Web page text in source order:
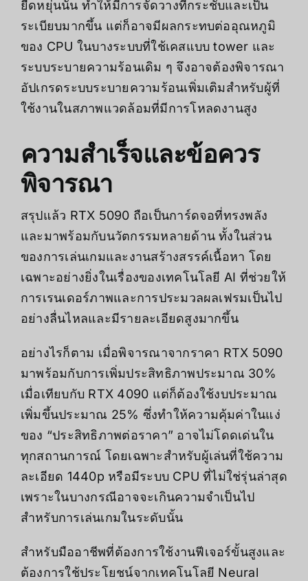
ยืดหยุ่นนั้น ทำให้มีการจัดวางที่กระชับและเป็น
ระเบียบมากขึ้น แต่ก็อาจมีผลกระทบต่ออุณหภูมิ
ของ CPU ในบางระบบที่ใช้เคสแบบ tower และ
ระบบระบายความร้อนเดิม ๆ จึงอาจต้องพิจารณา
อัปเกรดระบบระบายความร้อนเพิ่มเติมสำหรับผู้ที่
ใช้งานในสภาพแวดล้อมที่มีการโหลดงานสูง
ความสำเร็จและข้อควร
พิจารณา
สรุปแล้ว RTX 5090 ถือเป็นการ์ดจอที่ทรงพลัง
และมาพร้อมกับนวัตกรรมหลายด้าน ทั้งในส่วน
ของการเล่นเกมและงานสร้างสรรค์เนื้อหา โดย
เฉพาะอย่างยิ่งในเรื่องของเทคโนโลยี AI ที่ช่วยให้
การเรนเดอร์ภาพและการประมวลผลเฟรมเป็นไป
อย่างลื่นไหลและมีรายละเอียดสูงมากขึ้น
อย่างไรก็ตาม เมื่อพิจารณาจากราคา RTX 5090
มาพร้อมกับการเพิ่มประสิทธิภาพประมาณ 30%
เมื่อเทียบกับ RTX 4090 แต่ก็ต้องใช้งบประมาณ
เพิ่มขึ้นประมาณ 25% ซึ่งทำให้ความคุ้มค่าในแง่
ของ “ประสิทธิภาพต่อราคา” อาจไม่โดดเด่นใน
ทุกสถานการณ์ โดยเฉพาะสำหรับผู้เล่นที่ใช้ความ
ละเอียด 1440p หรือมีระบบ CPU ที่ไม่ใช่รุ่นล่าสุด
เพราะในบางกรณีอาจจะเกินความจำเป็นไป
สำหรับการเล่นเกมในระดับนั้น
สำหรับมืออาชีพที่ต้องการใช้งานฟีเจอร์ขั้นสูงและ
ต้องการใช้ประโยชน์จากเทคโนโลยี Neural